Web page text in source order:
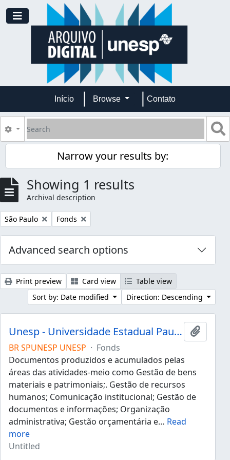
Skip to main content
Toggle navigation
Início Browse Contato
Search
Search options
Narrow your results by:
Showing 1 results
Archival description
Remove filter:
São Paulo Remove filter:
Fonds
Advanced search options
Print preview Card view
Table view
Sort by: Date modified
Direction: Descending
Unesp - Universidade Estadual Paulista "Júlio de Mesquita Filho"
Add to
BR SPUNESP UNESP · Fonds
Documentos produzidos e acumulados pelas
áreas das atividades-meio como Gestão de bens
materiais e patrimoniais;. Gestão de recursos
humanos; Comunicação institucional; Gestão de
documentos e informações; Organização
administrativa; Gestão orçamentária e… Read
more
Untitled